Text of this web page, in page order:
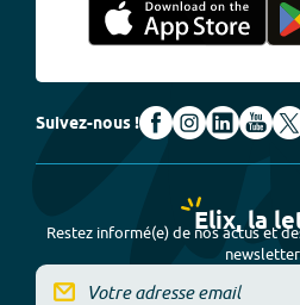
Suivez-nous !
Elix, la
Restez informé(e) de nos actus et